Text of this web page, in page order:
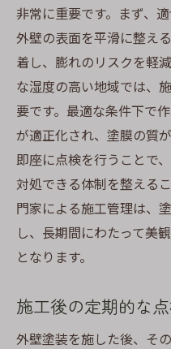
非常に重要です。まず、
外壁の表面を平滑に整え
着し、膨れのリスクを軽
な湿度の高い地域では、
要です。最適な条件下で
が適正化され、塗膜の質
即座に点検を行うことで
対処できる体制を整える
門家による施工管理は、
し、長期間にわたって美
となります。
施工後の定期的な
外壁塗装を施した後、そ